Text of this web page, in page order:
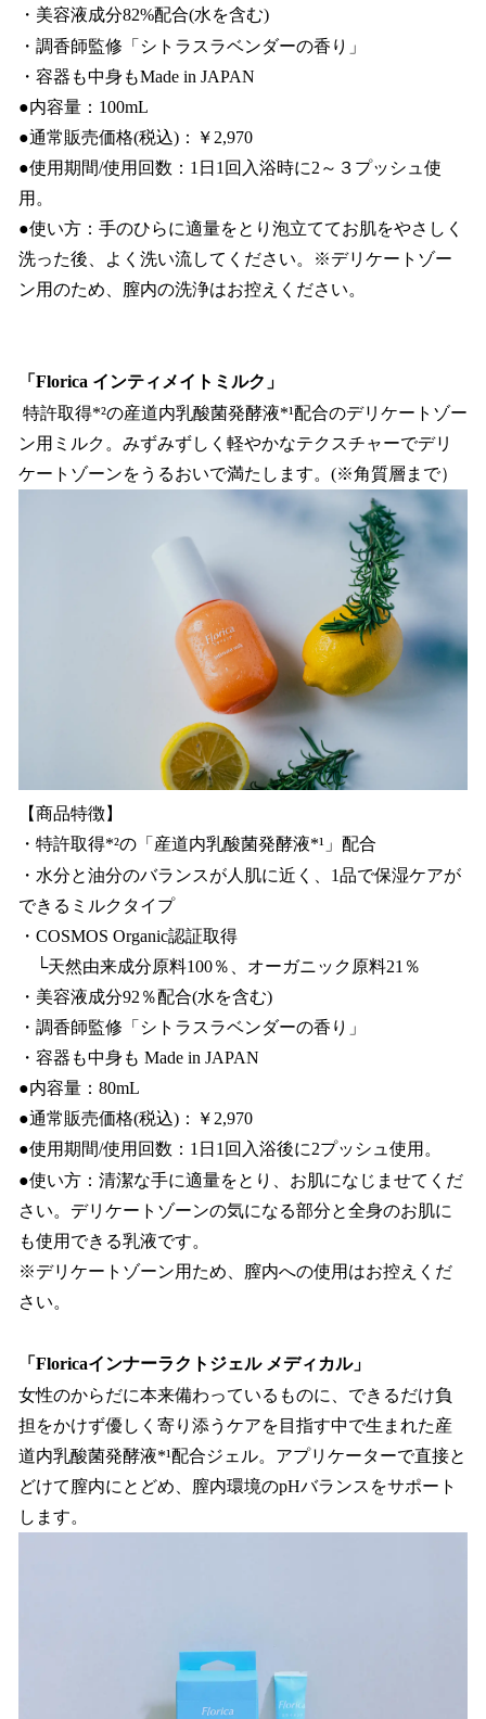
・美容液成分82%配合(水を含む)
・調香師監修「シトラスラベンダーの香り」
・容器も中身もMade in JAPAN
●内容量：100mL
●通常販売価格(税込)：￥2,970
●使用期間/使用回数：1日1回入浴時に2～３プッシュ使
用。
●使い方：手のひらに適量をとり泡立ててお肌をやさしく
洗った後、よく洗い流してください。※デリケートゾー
ン用のため、膣内の洗浄はお控えください。
「Florica インティメイトミルク」
特許取得*²の産道内乳酸菌発酵液*¹配合のデリケートゾー
ン用ミルク。みずみずしく軽やかなテクスチャーでデリ
ケートゾーンをうるおいで満たします。(※角質層まで）
【商品特徴】
・特許取得*²の「産道内乳酸菌発酵液*¹」配合
・水分と油分のバランスが人肌に近く、1品で保湿ケアが
できるミルクタイプ
・COSMOS Organic認証取得
└天然由来成分原料100％、オーガニック原料21％
・美容液成分92％配合(水を含む)
・調香師監修「シトラスラベンダーの香り」
・容器も中身も Made in JAPAN
●内容量：80mL
●通常販売価格(税込)：￥2,970
●使用期間/使用回数：1日1回入浴後に2プッシュ使用。
●使い方：清潔な手に適量をとり、お肌になじませてくだ
さい。デリケートゾーンの気になる部分と全身のお肌に
も使用できる乳液です。
※デリケートゾーン用ため、膣内への使用はお控えくだ
さい。
「Floricaインナーラクトジェル メディカル」
女性のからだに本来備わっているものに、できるだけ負
担をかけず優しく寄り添うケアを目指す中で生まれた産
道内乳酸菌発酵液*¹配合ジェル。アプリケーターで直接と
どけて膣内にとどめ、膣内環境のpHバランスをサポート
します。